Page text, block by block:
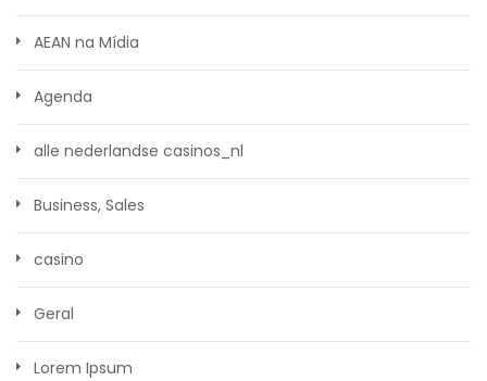
AEAN na Mídia
Agenda
alle nederlandse casinos_nl
Business, Sales
casino
Geral
Lorem Ipsum